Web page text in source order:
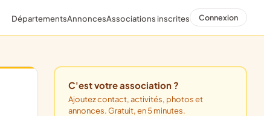
DépartementsAnnoncesAssociations inscrites Connexion
C'est votre association ?
Ajoutez contact, activités, photos et
annonces. Gratuit, en 5 minutes.